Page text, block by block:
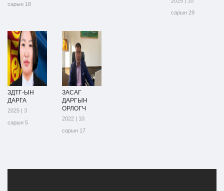
сарын 18
сарын 29
ЗДТГ-ЫН
ДАРГА
2025 | 3
сарын 5
ЗАСАГ
ДАРГЫН
ОРЛОГЧ
2022 | 10
сарын 17